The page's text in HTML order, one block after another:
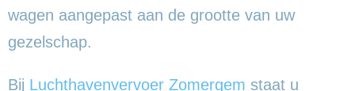
wagen aangepast aan de grootte van uw
gezelschap.
Bij Luchthavenvervoer Zomergem staat u